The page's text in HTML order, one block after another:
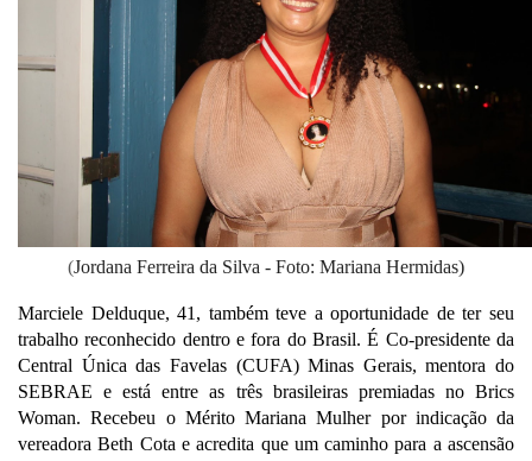
(Jordana Ferreira da Silva - Foto: Mariana Hermidas)
Marciele Delduque, 41, também teve a oportunidade de ter seu
trabalho reconhecido dentro e fora do Brasil. É Co-presidente da
Central Única das Favelas (CUFA) Minas Gerais, mentora do
SEBRAE e está entre as três brasileiras premiadas no Brics
Woman. Recebeu o Mérito Mariana Mulher por indicação da
vereadora Beth Cota e acredita que um caminho para a ascensão